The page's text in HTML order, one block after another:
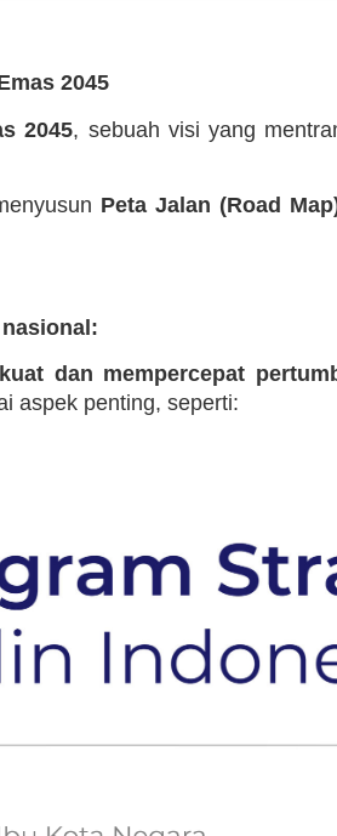
2045
2045, sebuah visi yang
Peta Jalan (Road
dan mempercepat
aspek penting, seperti: